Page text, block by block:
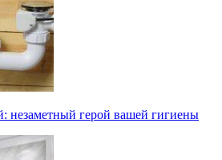
незаметный герой вашей гигиены